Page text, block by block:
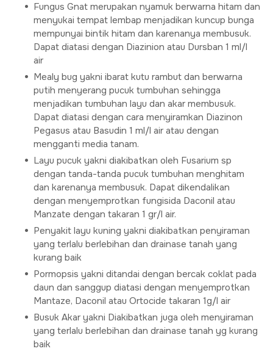
Fungus Gnat merupakan nyamuk berwarna hitam dan
menyukai tempat lembap menjadikan kuncup bunga
mempunyai bintik hitam dan karenanya membusuk.
Dapat diatasi dengan Diazinion atau Dursban 1 ml/l
air
Mealy bug yakni ibarat kutu rambut dan berwarna
putih menyerang pucuk tumbuhan sehingga
menjadikan tumbuhan layu dan akar membusuk.
Dapat diatasi dengan cara menyiramkan Diazinon
Pegasus atau Basudin 1 ml/l air atau dengan
mengganti media tanam.
Layu pucuk yakni diakibatkan oleh Fusarium sp
dengan tanda-tanda pucuk tumbuhan menghitam
dan karenanya membusuk. Dapat dikendalikan
dengan menyemprotkan fungisida Daconil atau
Manzate dengan takaran 1 gr/l air.
Penyakit layu kuning yakni diakibatkan penyiraman
yang terlalu berlebihan dan drainase tanah yang
kurang baik
Pormopsis yakni ditandai dengan bercak coklat pada
daun dan sanggup diatasi dengan menyemprotkan
Mantaze, Daconil atau Ortocide takaran 1g/l air
Busuk Akar yakni Diakibatkan juga oleh menyiraman
yang terlalu berlebihan dan drainase tanah yg kurang
baik